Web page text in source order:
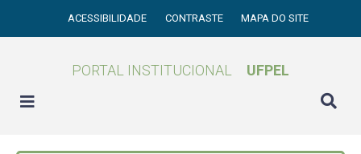
ACESSIBILIDADE CONTRASTE MAPA DO SITE
PORTAL INSTITUCIONAL UFPEL